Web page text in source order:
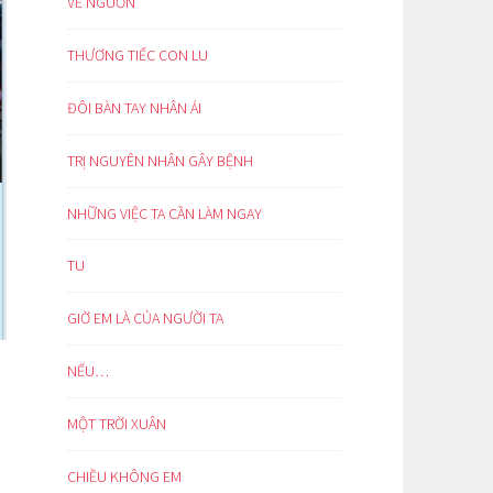
THƯƠNG TIẾC CON LU
ĐÔI BÀN TAY NHÂN ÁI
TRỊ NGUYÊN NHÂN GÂY BỆNH
NHỮNG VIỆC TA CẦN LÀM NGAY
TU
GIỜ EM LÀ CỦA NGƯỜI TA
NẾU…
MỘT TRỜI XUÂN
CHIỀU KHÔNG EM